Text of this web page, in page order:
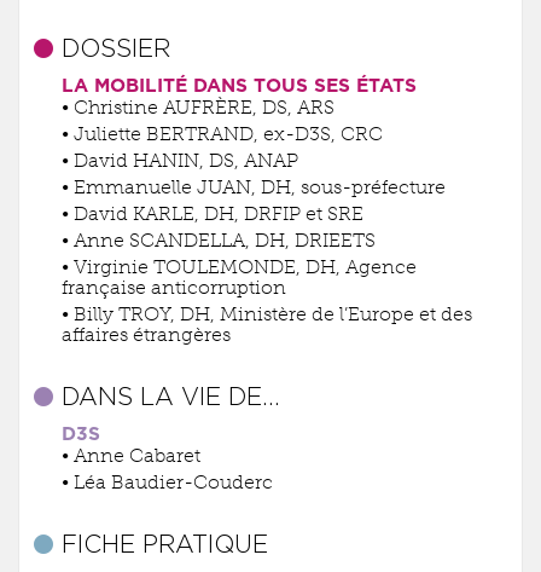
DOSSIER
LA MOBILITÉ DANS TOUS SES ÉTATS
• Christine AUFRÈRE, DS, ARS
• Juliette BERTRAND, ex-D3S, CRC
• David HANIN, DS, ANAP
• Emmanuelle JUAN, DH, sous-préfecture
• David KARLE, DH, DRFIP et SRE
• Anne SCANDELLA, DH, DRIEETS
• Virginie TOULEMONDE, DH, Agence
française anticorruption
• Billy TROY, DH, Ministère de l’Europe et des
affaires étrangères
DANS LA VIE DE…
D3S
• Anne Cabaret
• Léa Baudier-Couderc
FICHE PRATIQUE